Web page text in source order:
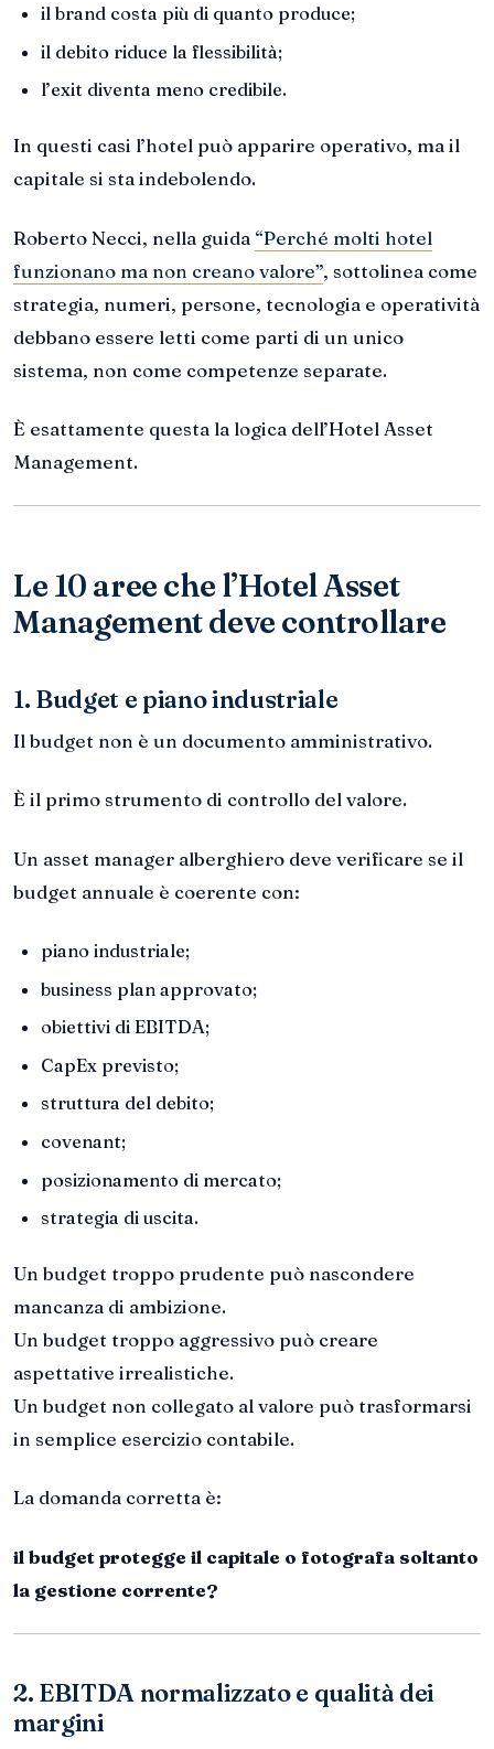
il brand costa più di quanto produce;
il debito riduce la flessibilità;
l’exit diventa meno credibile.
In questi casi l’hotel può apparire operativo, ma il
capitale si sta indebolendo.
Roberto Necci, nella guida “Perché molti hotel
funzionano ma non creano valore”, sottolinea come
strategia, numeri, persone, tecnologia e operatività
debbano essere letti come parti di un unico
sistema, non come competenze separate.
È esattamente questa la logica dell’Hotel Asset
Management.
Le 10 aree che l’Hotel Asset
Management deve controllare
1. Budget e piano industriale
Il budget non è un documento amministrativo.
È il primo strumento di controllo del valore.
Un asset manager alberghiero deve verificare se il
budget annuale è coerente con:
piano industriale;
business plan approvato;
obiettivi di EBITDA;
CapEx previsto;
struttura del debito;
covenant;
posizionamento di mercato;
strategia di uscita.
Un budget troppo prudente può nascondere
mancanza di ambizione.
Un budget troppo aggressivo può creare
aspettative irrealistiche.
Un budget non collegato al valore può trasformarsi
in semplice esercizio contabile.
La domanda corretta è:
il budget protegge il capitale o fotografa soltanto
la gestione corrente?
2. EBITDA normalizzato e qualità dei
margini